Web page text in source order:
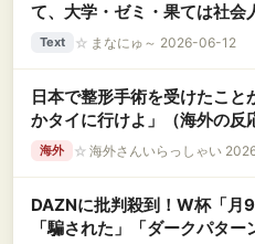
て、大学・ゼミ・果ては社会
らけな環境に、私の『生理的
Text ☆ まなにゅ～ 2026-06-12
日本で整形手術を受けたこ
かタイに行けよ」（海外の反
海外 ☆ 海外さんいらっしゃい
DAZNに批判殺到！W杯「
「騙された」「ダークパター